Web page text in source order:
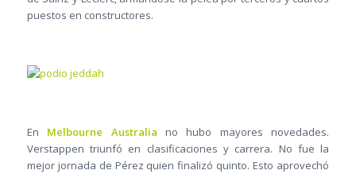
puestos en constructores.
En Melbourne Australia no hubo mayores novedades.
Verstappen triunfó en clasificaciones y carrera. No fue la
mejor jornada de Pérez quien finalizó quinto. Esto aprovechó